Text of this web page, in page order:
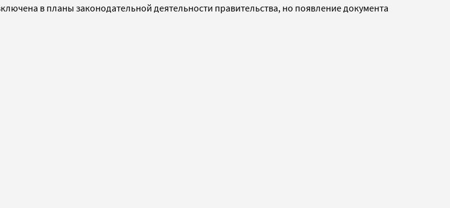
в планы законодательной деятельности правительства, но появление документа